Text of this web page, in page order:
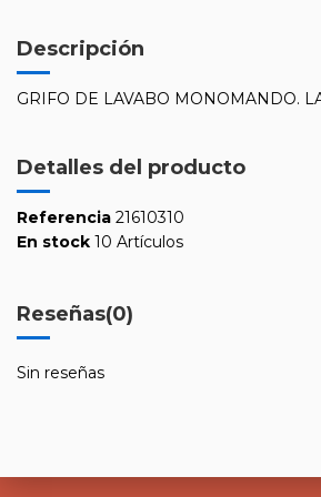
Descripción
GRIFO DE LAVABO MONOMANDO.
Detalles del producto
Referencia 21610310
En stock 10 Artículos
Reseñas(0)
Sin reseñas